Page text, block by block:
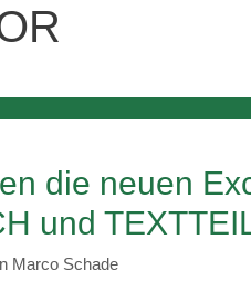
die neuen
und
Marco Schade